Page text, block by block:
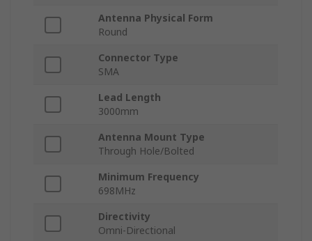
Antenna Physical Form
Round
Connector Type
SMA
Lead Length
3000mm
Antenna Mount Type
Through Hole/Bolted
Minimum Frequency
698MHz
Directivity
Omni-Directional